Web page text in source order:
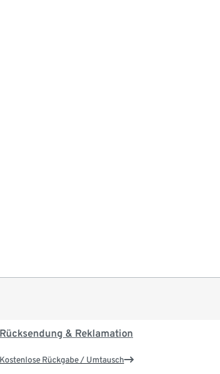
Rücksendung & Reklamation
Kostenlose Rückgabe / Umtausch